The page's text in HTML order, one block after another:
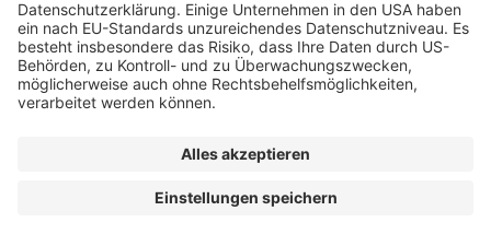
© dfv Conference Group GmbH
FAQ
AGB Impressum Datenschutz Cookie-Einstellungen